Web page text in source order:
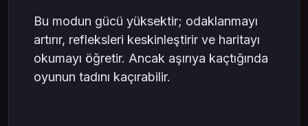
Bu modun gücü yüksektir; odaklanmayı
artırır, refleksleri keskinleştirir ve haritayı
okumayı öğretir. Ancak aşırıya kaçtığında
oyunun tadını kaçırabilir.